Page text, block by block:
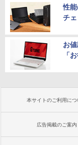
性
チェ
お
「
本サイトのご利用につ
広告掲載のご案内